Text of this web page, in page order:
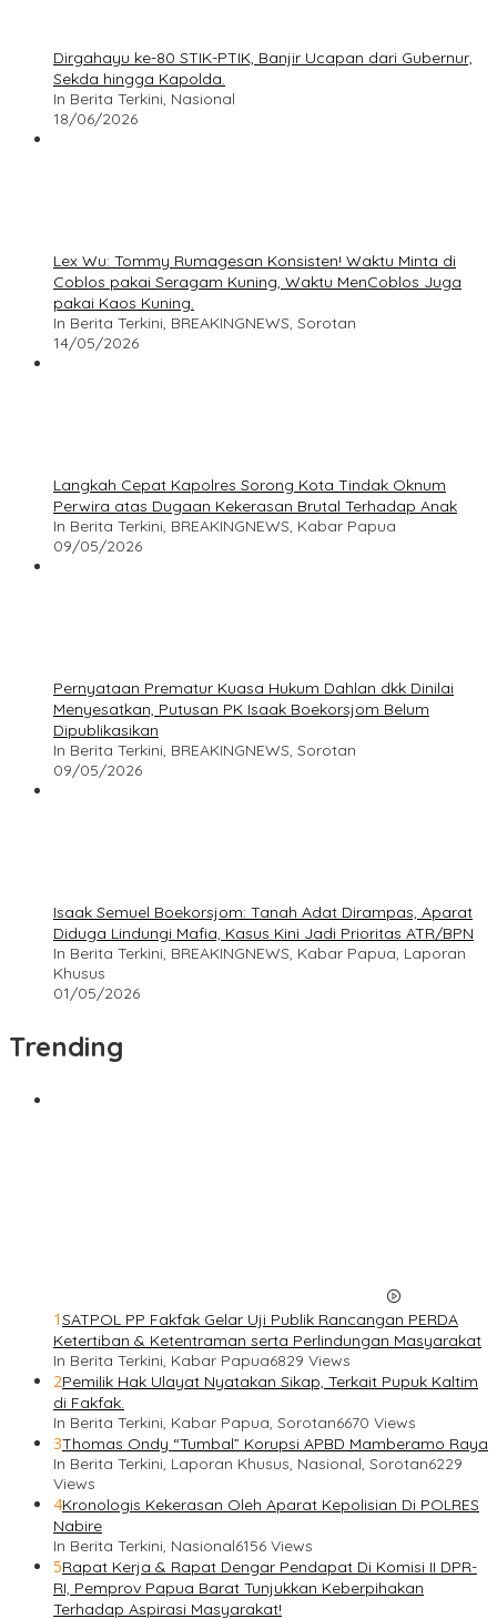
Dirgahayu ke-80 STIK-PTIK, Banjir Ucapan dari Gubernur,
Sekda hingga Kapolda.
In Berita Terkini, Nasional
18/06/2026
Lex Wu: Tommy Rumagesan Konsisten! Waktu Minta di
Coblos pakai Seragam Kuning, Waktu MenCoblos Juga
pakai Kaos Kuning.
In Berita Terkini, BREAKINGNEWS, Sorotan
14/05/2026
Langkah Cepat Kapolres Sorong Kota Tindak Oknum
Perwira atas Dugaan Kekerasan Brutal Terhadap Anak
In Berita Terkini, BREAKINGNEWS, Kabar Papua
09/05/2026
Pernyataan Prematur Kuasa Hukum Dahlan dkk Dinilai
Menyesatkan, Putusan PK Isaak Boekorsjom Belum
Dipublikasikan
In Berita Terkini, BREAKINGNEWS, Sorotan
09/05/2026
Isaak Semuel Boekorsjom: Tanah Adat Dirampas, Aparat
Diduga Lindungi Mafia, Kasus Kini Jadi Prioritas ATR/BPN
In Berita Terkini, BREAKINGNEWS, Kabar Papua, Laporan
Khusus
01/05/2026
Trending
1SATPOL PP Fakfak Gelar Uji Publik Rancangan PERDA
Ketertiban & Ketentraman serta Perlindungan Masyarakat
In Berita Terkini, Kabar Papua6829 Views
2Pemilik Hak Ulayat Nyatakan Sikap, Terkait Pupuk Kaltim
di Fakfak.
In Berita Terkini, Kabar Papua, Sorotan6670 Views
3Thomas Ondy “Tumbal” Korupsi APBD Mamberamo Raya
In Berita Terkini, Laporan Khusus, Nasional, Sorotan6229
Views
4Kronologis Kekerasan Oleh Aparat Kepolisian Di POLRES
Nabire
In Berita Terkini, Nasional6156 Views
5Rapat Kerja & Rapat Dengar Pendapat Di Komisi II DPR-
RI, Pemprov Papua Barat Tunjukkan Keberpihakan
Terhadap Aspirasi Masyarakat!